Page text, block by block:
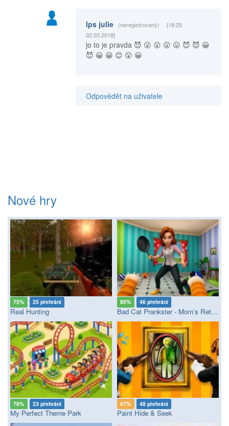
lps julie (neregistrovaný)
[18:25
02.03.2018]
jo to je pravda 😈 😮 😮 😮 😛 😈 😈 😀
😈 😀 😀 😊 😮 😀
Odpovědět na uživatele
Nové hry
75% 25 přehrání
Real Hunting
89% 46 přehrání
Bad Cat Prankster - Mom’s Return
78% 23 přehrání
My Perfect Theme Park
67% 48 přehrání
Paint Hide & Seek